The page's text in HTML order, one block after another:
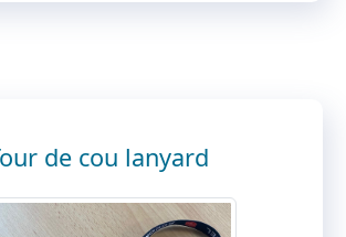
de cou lanyard